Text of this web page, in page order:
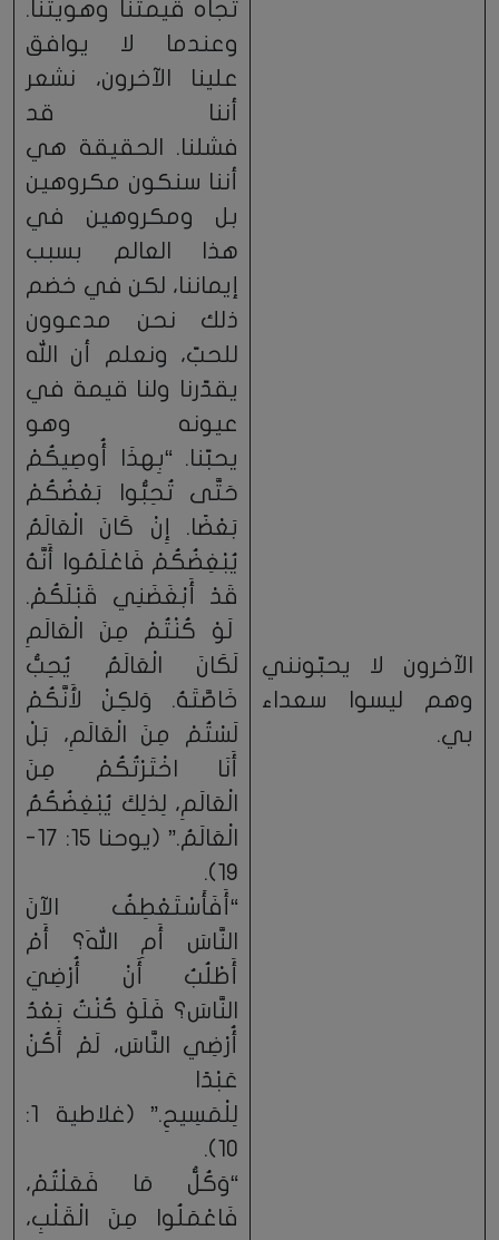
الآخرون لا يحبّونني
وهم ليسوا سعداء
بي.
تجاه قيمتنا وهويتنا.
وعندما لا يوافق
علينا الآخرون، نشعر
أننا قد
فشلنا. الحقيقة هي
أننا سنكون مكروهين
بل ومكروهين في
هذا العالم بسبب
إيماننا، لكن في خضم
ذلك نحن مدعوون
للحبّ، ونعلم أن الله
يقدّرنا ولنا قيمة في
عيونه وهو
يحبّنا. “بِهذَا أُوصِيكُمْ
حَتَّى تُحِبُّوا بَعْضُكُمْ
بَعْضًا. إِنْ كَانَ الْعَالَمُ
يُبْغِضُكُمْ فَاعْلَمُوا أَنَّهُ
قَدْ أَبْغَضَنِي قَبْلَكُمْ.
لَوْ كُنْتُمْ مِنَ الْعَالَمِ
لَكَانَ الْعَالَمُ يُحِبُّ
خَاصَّتَهُ. وَلكِنْ لأَنَّكُمْ
لَسْتُمْ مِنَ الْعَالَمِ، بَلْ
أَنَا اخْتَرْتُكُمْ مِنَ
الْعَالَمِ، لِذلِكَ يُبْغِضُكُمُ
الْعَالَمُ.” (يوحنا 15: 17-
19).
“أَفَأَسْتَعْطِفُ الآنَ
النَّاسَ أَمِ اللهَ؟ أَمْ
أَطْلُبُ أَنْ أُرْضِيَ
النَّاسَ؟ فَلَوْ كُنْتُ بَعْدُ
أُرْضِي النَّاسَ، لَمْ أَكُنْ
عَبْدًا
لِلْمَسِيحِ.” (غلاطية 1:
10).
“وَكُلُّ مَا فَعَلْتُمْ،
فَاعْمَلُوا مِنَ الْقَلْبِ،